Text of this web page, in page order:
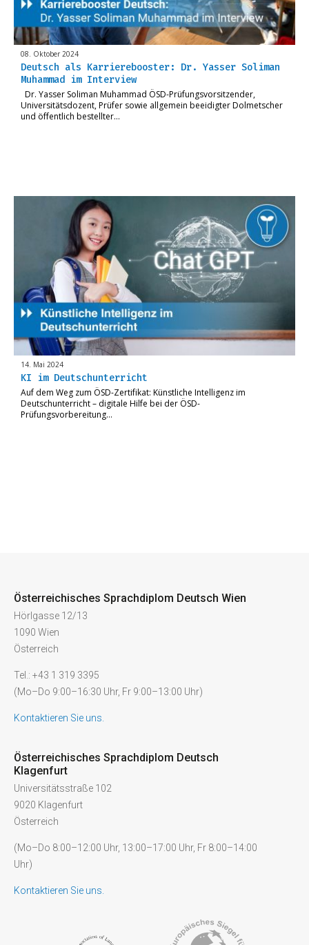
08. Oktober 2024
Deutsch als Karrierebooster: Dr. Yasser Soliman
Muhammad im Interview
Dr. Yasser Soliman Muhammad ÖSD-Prüfungsvorsitzender,
Universitätsdozent, Prüfer sowie allgemein beeidigter Dolmetscher
und öffentlich bestellter…
14. Mai 2024
KI im Deutschunterricht
Auf dem Weg zum ÖSD-Zertifikat: Künstliche Intelligenz im
Deutschunterricht – digitale Hilfe bei der ÖSD-
Prüfungsvorbereitung…
Österreichisches Sprachdiplom Deutsch Wien
Hörlgasse 12/13
1090 Wien
Österreich
Tel.: +43 1 319 3395
(Mo–Do 9:00–16:30 Uhr, Fr 9:00–13:00 Uhr)
Kontaktieren Sie uns.
Österreichisches Sprachdiplom Deutsch
Klagenfurt
Universitätsstraße 102
9020 Klagenfurt
Österreich
(Mo–Do 8:00–12:00 Uhr, 13:00–17:00 Uhr, Fr 8:00–14:00
Uhr)
Kontaktieren Sie uns.